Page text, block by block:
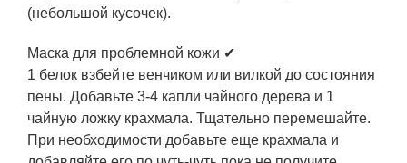
(небольшой кусочек).
Маска для проблемной кожи ✔
1 белок взбейте венчиком или вилкой до состояния
пены. Добавьте 3-4 капли чайного дерева и 1
чайную ложку крахмала. Тщательно перемешайте.
При необходимости добавьте еще крахмала и